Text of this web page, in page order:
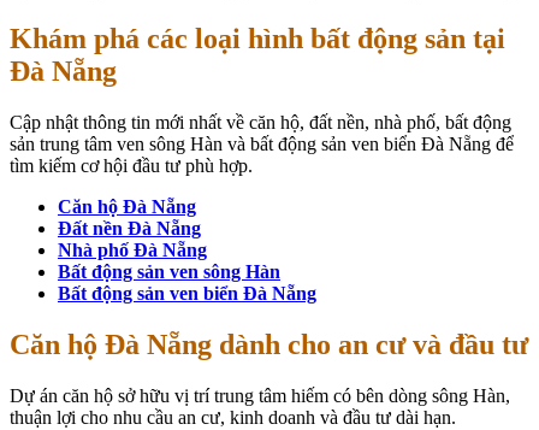
Khám phá các loại hình bất động sản tại
Đà Nẵng
Cập nhật thông tin mới nhất về căn hộ, đất nền, nhà phố, bất động
sản trung tâm ven sông Hàn và bất động sản ven biển Đà Nẵng để
tìm kiếm cơ hội đầu tư phù hợp.
Căn hộ Đà Nẵng
Đất nền Đà Nẵng
Nhà phố Đà Nẵng
Bất động sản ven sông Hàn
Bất động sản ven biển Đà Nẵng
Căn hộ Đà Nẵng dành cho an cư và đầu tư
Dự án căn hộ sở hữu vị trí trung tâm hiếm có bên dòng sông Hàn,
thuận lợi cho nhu cầu an cư, kinh doanh và đầu tư dài hạn.